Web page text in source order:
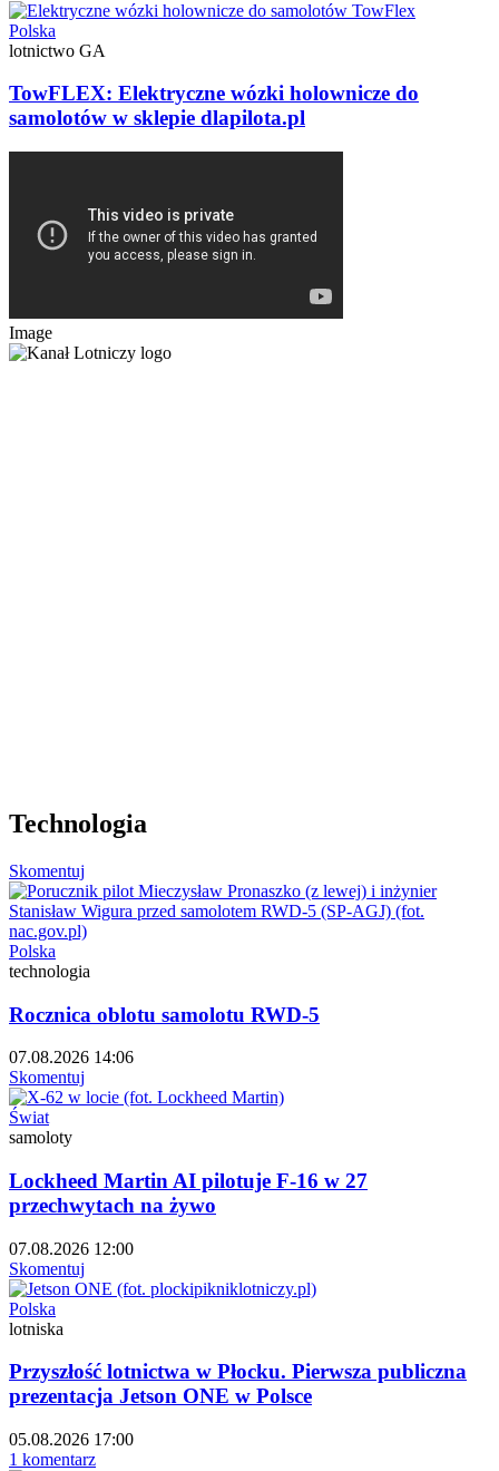
Polska
lotnictwo GA
TowFLEX: Elektryczne wózki holownicze do
samolotów w sklepie dlapilota.pl
Image
Technologia
Skomentuj
Polska
technologia
Rocznica oblotu samolotu RWD-5
07.08.2026 14:06
Skomentuj
Świat
samoloty
Lockheed Martin AI pilotuje F-16 w 27
przechwytach na żywo
07.08.2026 12:00
Skomentuj
Polska
lotniska
Przyszłość lotnictwa w Płocku. Pierwsza publiczna
prezentacja Jetson ONE w Polsce
05.08.2026 17:00
1 komentarz